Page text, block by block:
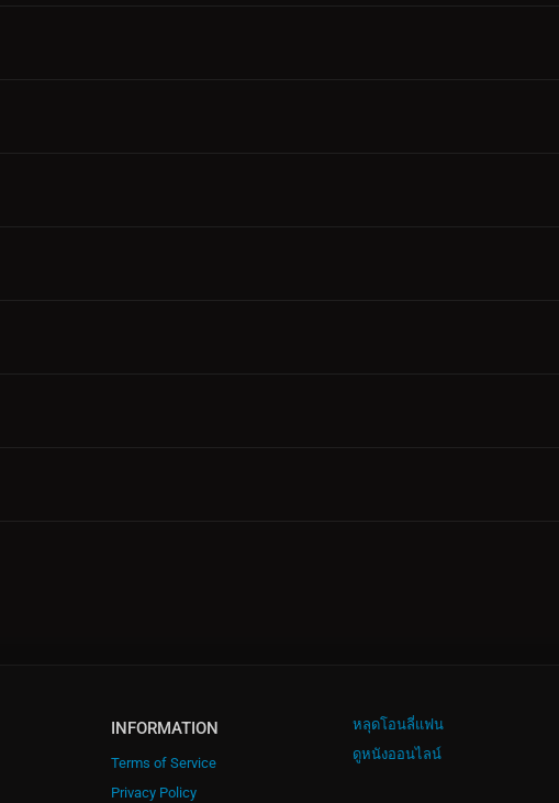
INFORMATION
Terms of Service
Privacy Policy
หลุดโอนลี่แฟน
ดูหนังออนไลน์